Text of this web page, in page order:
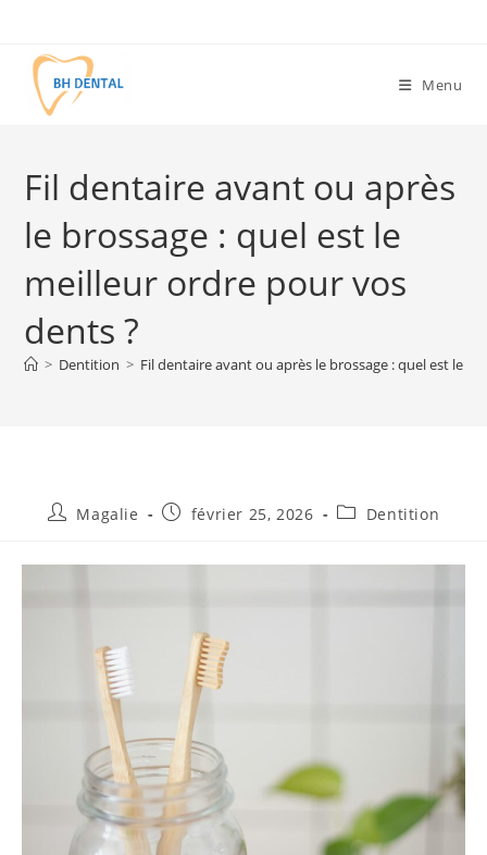
Menu
Fil dentaire avant ou après
le brossage : quel est le
meilleur ordre pour vos
dents ?
> Dentition > Fil dentaire avant ou après le brossage : quel est le
Magalie février 25, 2026 Dentition